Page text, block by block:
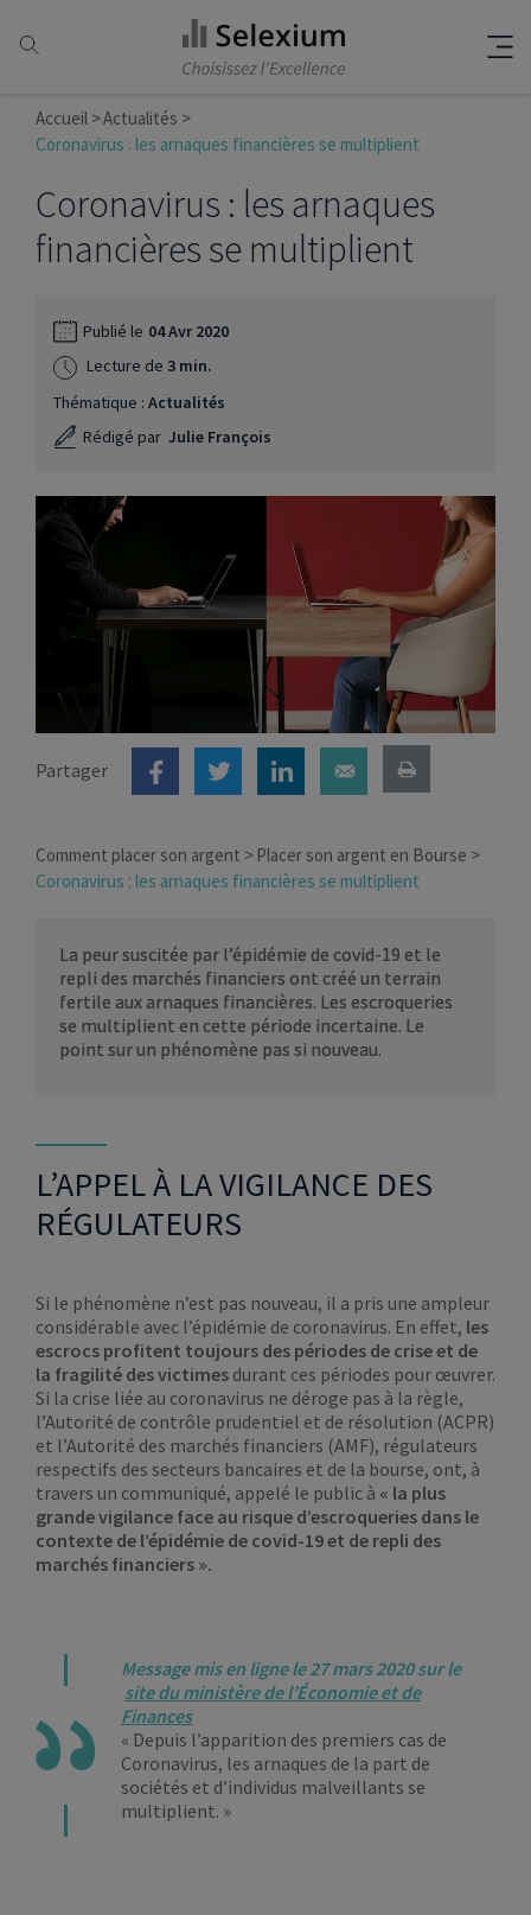
Accueil
Actualités
Coronavirus : les arnaques financières se multiplient
Coronavirus : les arnaques
financières se multiplient
Publié le 04 Avr 2020
Lecture de 3 min.
Thématique : Actualités
Rédigé par Julie François
Partager
Comment placer son argent
Placer son argent en Bourse
Coronavirus : les arnaques financières se multiplient
La peur suscitée par l’épidémie de covid-19 et le
repli des marchés financiers ont créé un terrain
fertile aux arnaques financières. Les escroqueries
se multiplient en cette période incertaine. Le
point sur un phénomène pas si nouveau.
L’APPEL À LA VIGILANCE DES
RÉGULATEURS
Si le phénomène n’est pas nouveau, il a pris une ampleur
considérable avec l’épidémie de coronavirus. En effet, les
escrocs profitent toujours des périodes de crise et de
la fragilité des victimes durant ces périodes pour œuvrer.
Si la crise liée au coronavirus ne déroge pas à la règle,
l’Autorité de contrôle prudentiel et de résolution (ACPR)
et l’Autorité des marchés financiers (AMF), régulateurs
respectifs des secteurs bancaires et de la bourse, ont, à
travers un communiqué, appelé le public à « la plus
grande vigilance face au risque d’escroqueries dans le
contexte de l’épidémie de covid-19 et de repli des
marchés financiers ».
Message mis en ligne le 27 mars 2020 sur le
site du ministère de l’Économie et de
Finances
« Depuis l’apparition des premiers cas de
Coronavirus, les arnaques de la part de
sociétés et d’individus malveillants se
multiplient. »